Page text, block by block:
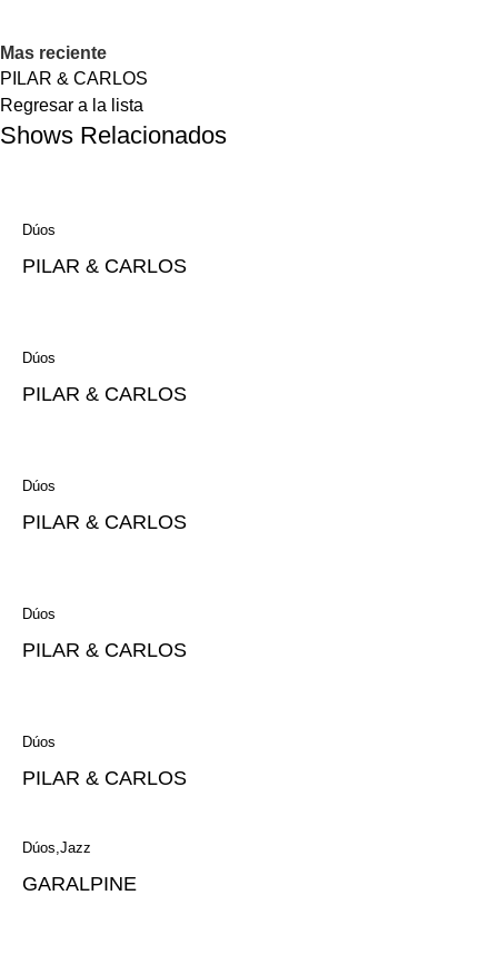
Mas reciente
PILAR & CARLOS
Regresar a la lista
Shows Relacionados
Dúos
PILAR & CARLOS
Dúos
PILAR & CARLOS
Dúos
PILAR & CARLOS
Dúos
PILAR & CARLOS
Dúos
PILAR & CARLOS
Dúos Jazz
GARALPINE